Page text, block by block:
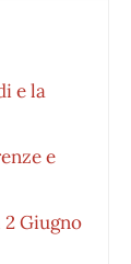
e la
e
Giugno